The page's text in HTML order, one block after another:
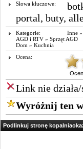
Słowa kluczowe:
portal, buty,
Kategorie: Inne »
AGD i RTV » Sprzęt AGD
Dom » Kuchnia
Ocena:
Link nie działa/
Wyróżnij ten
Podlinkuj stronę